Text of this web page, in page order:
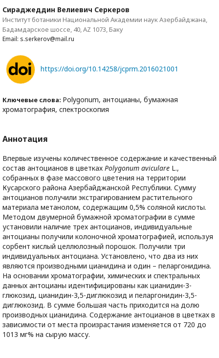
Сираджеддин Велиевич Серкеров
Институт ботаники Национальной Академии наук Азербайджана,
Бадамдарское шоссе, 40, AZ 1073, Баку
Email: s.serkerov@mail.ru
https://doi.org/10.14258/jcprm.2016021001
Ключевые слова: Polygonum, антоцианы, бумажная
хроматография, спектроскопия
Аннотация
Впервые изучены количественное содержание и качественный
состав антоцианов в цветках Polygonum aviculare L.,
собранных в фазе массового цветения на территории
Кусарского района Азербайджанской Республики. Сумму
антоцианов получили экстрагированием растительного
материала метанолом, содержащим 0,5% соляной кислоты.
Методом двумерной бумажной хроматографии в сумме
установили наличие трех антоцианов, индивидуальные
антоцианы получили колоночной хроматографией, используя
сорбент кислый целлюлозный порошок. Получили три
индивидуальных антоциана. Установлено, что два из них
являются производными цианидина и один – пеларгонидина.
На основании хроматографии, химических и спектральных
данных антоцианы идентифицированы как цианидин-3-
глюкозид, цианидин-3,5-диглюкозид и пеларгонидин-3,5-
диглюкозид. В сумме большая часть приходится на долю
производных цианидина. Содержание антоцианов в цветках в
зависимости от места произрастания изменяется от 720 до
1013 мг% на сырую массу.